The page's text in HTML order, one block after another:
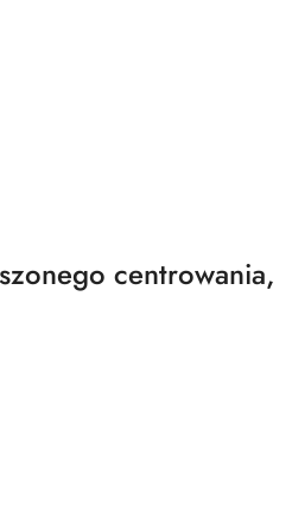
centrowania,